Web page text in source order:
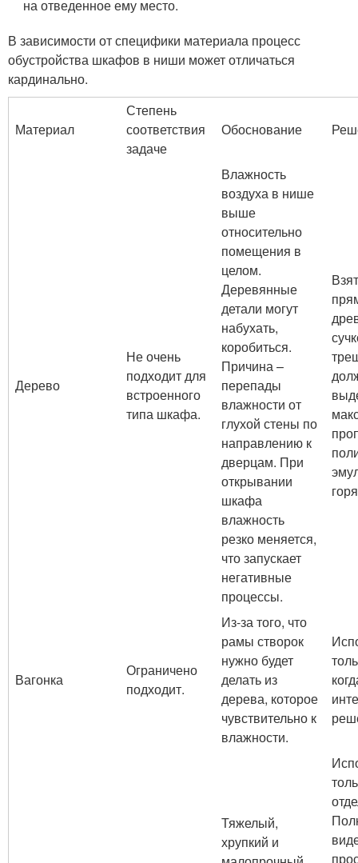
на отведенное ему место.
В зависимости от специфики материала процесс
обустройства шкафов в ниши может отличаться
кардинально.
Материал
Степень
соответствия
задаче
Обоснование
Дерево
Не очень
подходит для
встроенного
типа шкафа.
Влажность
воздуха в нише
выше
относительно
помещения в
целом.
Деревянные
детали могут
набухать,
коробиться.
Причина –
перепады
влажности от
глухой стены по
направлению к
дверцам. При
открывании
шкафа
влажность
резко меняется,
что запускает
негативные
процессы.
Вагонка
Ограничено
подходит.
Из-за того, что
рамы створок
нужно будет
делать из
дерева, которое
чувствительно к
влажности.
Тяжелый,
хрупкий и